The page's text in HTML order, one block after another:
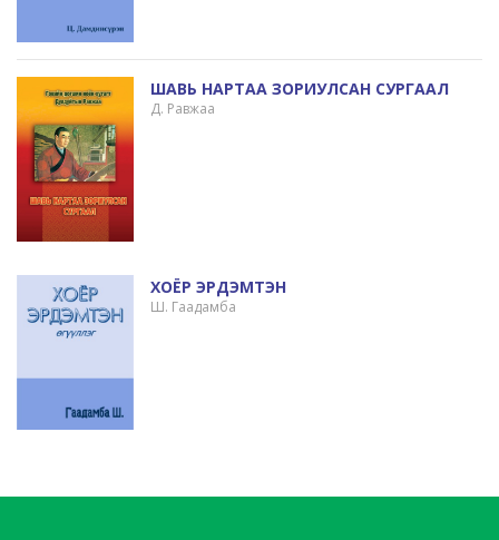
ШАВЬ НАРТАА ЗОРИУЛСАН СУРГААЛ
Д. Равжаа
ХОЁР ЭРДЭМТЭН
Ш. Гаадамба